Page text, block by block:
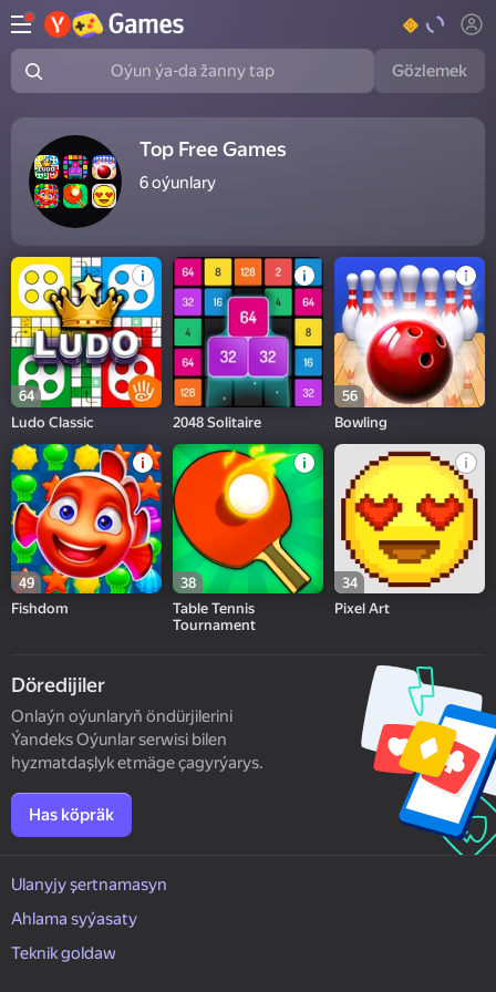
Oýun ýa-da žanny tap Gözlemek
Top Free Games
6oýunlary
64
Ludo Classic
2048 Solitaire
56
Bowling
49
Fishdom
38
Table Tennis
Tournament
34
Pixel Art
Döredijiler
Onlaýn oýunlaryň öndürjilerini
Ýandeks Oýunlar serwisi bilen
hyzmatdaşlyk etmäge çagyrýarys.
Has köpräk
Ulanyjy şertnamasyn
Ahlama syýasaty
Teknik goldaw